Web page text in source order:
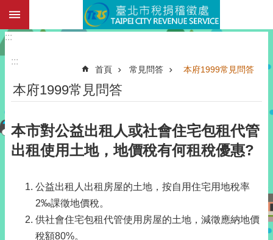
跳到主要內容區塊
:::
:::
首頁 常見問答 本府1999常見問答
本府1999常見問答
本市對公益出租人或社會住宅包租代管
出租使用土地，地價稅有何租稅優惠?
公益出租人出租房屋的土地，按自用住宅用地稅率
2‰課徵地價稅。
供社會住宅包租代管使用房屋的土地，減徵應納地價
稅額80%。